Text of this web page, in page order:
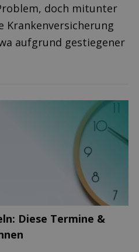
doch mitunter
Krankenversicherung
aufgrund gestiegener
Diese Termine &